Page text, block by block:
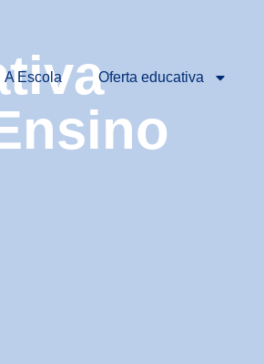
A Escola Oferta educativa